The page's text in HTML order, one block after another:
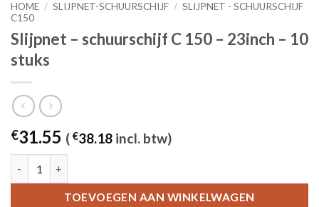
HOME / SLIJPNET-SCHUURSCHIJF / SLIJPNET - SCHUURSCHIJF
C150
Slijpnet – schuurschijf C 150 – 23inch – 10
stuks
€31.55 ( €38.18 incl. btw)
TOEVOEGEN AAN WINKELWAGEN